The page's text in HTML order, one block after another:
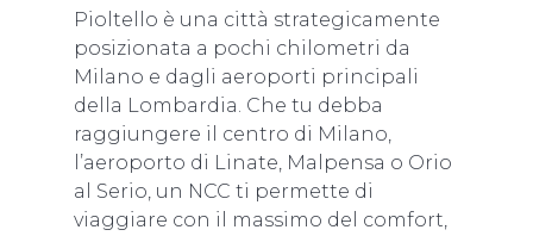
Pioltello è una città strategicamente
posizionata a pochi chilometri da
Milano e dagli aeroporti principali
della Lombardia. Che tu debba
raggiungere il centro di Milano,
l’aeroporto di Linate, Malpensa o Orio
al Serio, un NCC ti permette di
viaggiare con il massimo del comfort,